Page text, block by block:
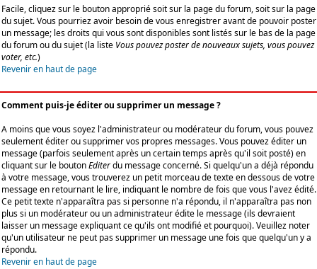
Facile, cliquez sur le bouton approprié soit sur la page du forum, soit sur la page
du sujet. Vous pourriez avoir besoin de vous enregistrer avant de pouvoir poster
un message; les droits qui vous sont disponibles sont listés sur le bas de la page
du forum ou du sujet (la liste Vous pouvez poster de nouveaux sujets, vous pouvez
voter, etc.)
Revenir en haut de page
Comment puis-je éditer ou supprimer un message ?
A moins que vous soyez l'administrateur ou modérateur du forum, vous pouvez
seulement éditer ou supprimer vos propres messages. Vous pouvez éditer un
message (parfois seulement après un certain temps après qu'il soit posté) en
cliquant sur le boutonEditerdu message concerné. Si quelqu'un a déjà répondu
à votre message, vous trouverez un petit morceau de texte en dessous de votre
message en retournant le lire, indiquant le nombre de fois que vous l'avez édité.
Ce petit texte n'apparaîtra pas si personne n'a répondu, il n'apparaîtra pas non
plus si un modérateur ou un administrateur édite le message (ils devraient
laisser un message expliquant ce qu'ils ont modifié et pourquoi). Veuillez noter
qu'un utilisateur ne peut pas supprimer un message une fois que quelqu'un y a
répondu.
Revenir en haut de page